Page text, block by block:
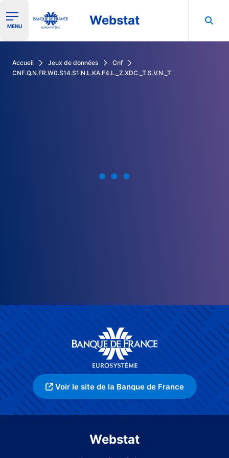
Ouvrir le menu de navigation
MENU Webstat
Accueil Jeux de données
Cnf
CNF.Q.N.FR.W0.S14.S1.N.L.KA.F4.L._Z.XDC._T.S.V.N._T
Voir le site de la Banque de France
Webstat